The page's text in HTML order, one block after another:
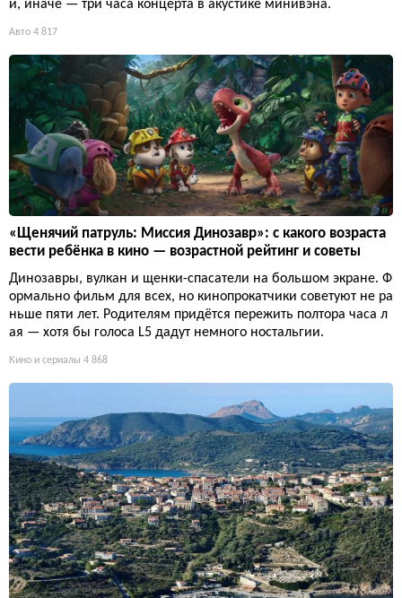
и, иначе — три часа концерта в акустике минивэна.
Авто 4 817
«Щенячий патруль: Миссия Динозавр»: с какого возраста
вести ребёнка в кино — возрастной рейтинг и советы
Динозавры, вулкан и щенки-спасатели на большом экране. Ф
ормально фильм для всех, но кинопрокатчики советуют не ра
ньше пяти лет. Родителям придётся пережить полтора часа л
ая — хотя бы голоса L5 дадут немного ностальгии.
Кино и сериалы 4 868